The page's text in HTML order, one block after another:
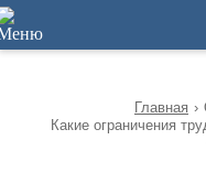
10
Главная ›
Какие ограничения